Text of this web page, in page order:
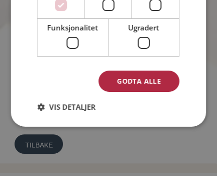
Antall stemmer: 348
Hva liker du best med 17. mai?
Spiller stjernetegn noen rolle?
TILBAKE
Funksjonalitet Ugradert
GODTA ALLE
VIS DETALJER